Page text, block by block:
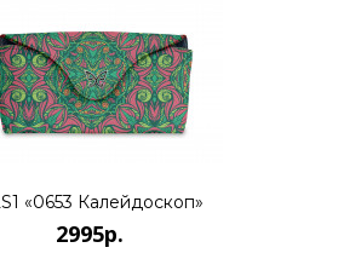
«0653 Калейдоскоп»
2995р.